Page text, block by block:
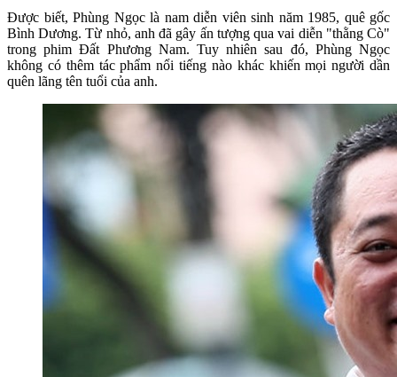
Được biết, Phùng Ngọc là nam diễn viên sinh năm 1985, quê gốc
Bình Dương. Từ nhỏ, anh đã gây ấn tượng qua vai diễn "thằng Cò"
trong phim Đất Phương Nam. Tuy nhiên sau đó, Phùng Ngọc
không có thêm tác phẩm nổi tiếng nào khác khiến mọi người dần
quên lãng tên tuổi của anh.